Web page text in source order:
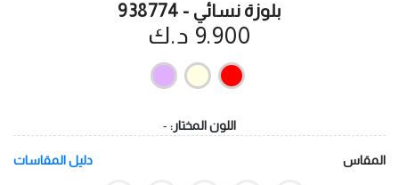
بلوزة نسائي - 938774
9.900 د.ك
اللون المختار: -
المقاس دليل المقاسات